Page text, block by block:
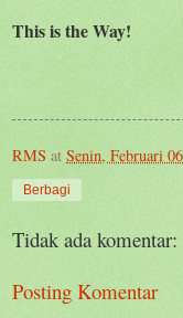
This is the Way!
RMS at Senin, Februari
Berbagi
Tidak ada komentar:
Posting Komentar